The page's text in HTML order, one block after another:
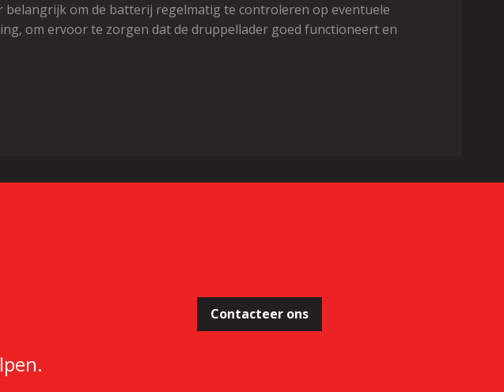
belangrijk om de batterij regelmatig te controleren op eventuele
om ervoor te zorgen dat de druppellader goed functioneert en
Contacteer ons